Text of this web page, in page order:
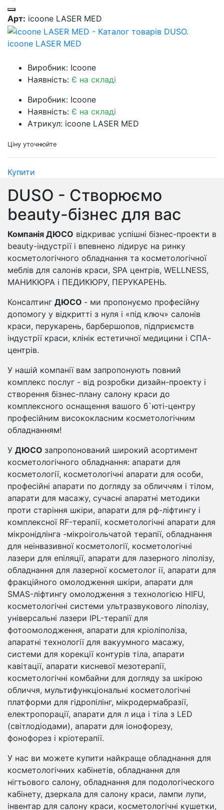
Арт: icoone LASER MED
icoone LASER MED
Виробник: Icoone
Наявність: Є на складі
Виробник: Icoone
Наявність: Є на складі
Атрикул: icoone LASER MED
Ціну уточнюйте
Купити
DUSO - Створюємо
beauty-бізнес для вас
Компанія ДЮСО відкриває успішні бізнес-проекти в
beauty-індустрії і впевнено лідирує на ринку
косметологічного обладнання та косметологічної
меблів для салонів краси, SPA центрів, WELLNESS,
МАНИКЮРА і ПЕДИКЮРУ, ПЕРУКАРЕНЬ.
Консалтинг ДЮСО - ми пропонуємо професійну
допомогу у відкритті з нуля і «під ключ» салонів
краси, перукарень, барбершопов, підприємств
індустрії краси, клінік естетичної медицини і СПА-
центрів.
У нашій компанії вам запропонують повний
комплекс послуг - від розробки дизайн-проекту і
створення бізнес-плану салону краси до
комплексного оснащення вашого б`юті-центру
професійним висококласним косметологічним
обладнанням!
У ДЮСО запропонований широкий асортимент
косметологічного обладнання: апарати для
косметології, косметологічні апарати для особи,
професійні апарати по догляду за обличчям і тілом,
апарати для масажу, сучасні апаратні методики
проти старіння шкіри, апарати для рф-ліфтингу і
комплексної RF-терапії, косметологічні апарати для
мікронідлінга -мікроігольчатой ​​терапії, обладнання
для неінвазивної косметології, косметологічні
лазери для епіляції, апарати для лазерного ліполізу,
обладнання для лазерної косметолог ії, апарати для
фракційного омолодження шкіри, апарати для
SMAS-ліфтингу омолодження з технологією HIFU,
косметологічні системи ультразвукового ліполізу,
універсальні лазери IPL-терапії для
фотоомолодження, апарати для кріоліполіза,
апаратні технології для вакуумного масажу,
системи для корекції контурів тіла, апарати
кавітації, апарати кисневої мезотерапії,
косметологічні комбайни для догляду за шкірою
обличчя, мультифункціональні косметологічні
платформи для гідропілінг, мікродермабразії,
електропорації, апарати для л ица і тіла з LED
(світлодіодами), апарати для іонофорезу,
фонофорез і кріотерапії.
У нас ви можете купити найкраще обладнання для
косметологічних кабінетів, обладнання для
нігтьового салону, обладнання для подологіческого
кабінету, дзеркала для салону краси, лампи лупи,
інвентар для салону краси, косметологічні кушетки,